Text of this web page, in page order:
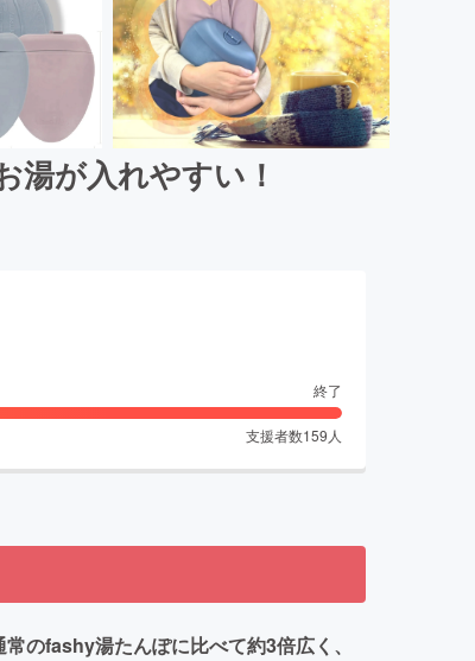
湯が入れやすい！
終了
支援者数159 人
のfashy湯たんぽに比べて約3倍広く、